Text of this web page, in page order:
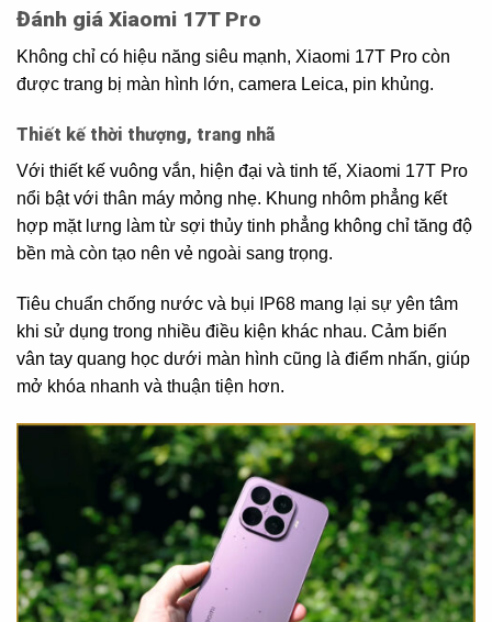
Đánh giá Xiaomi 17T Pro
Không chỉ có hiệu năng siêu mạnh, Xiaomi 17T Pro còn
được trang bị màn hình lớn, camera Leica, pin khủng.
Thiết kế thời thượng, trang nhã
Với thiết kế vuông vắn, hiện đại và tinh tế, Xiaomi 17T Pro
nổi bật với thân máy mỏng nhẹ. Khung nhôm phẳng kết
hợp mặt lưng làm từ sợi thủy tinh phẳng không chỉ tăng độ
bền mà còn tạo nên vẻ ngoài sang trọng.
Tiêu chuẩn chống nước và bụi IP68 mang lại sự yên tâm
khi sử dụng trong nhiều điều kiện khác nhau. Cảm biến
vân tay quang học dưới màn hình cũng là điểm nhấn, giúp
mở khóa nhanh và thuận tiện hơn.